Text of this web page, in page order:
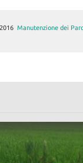
Il Recupero di un